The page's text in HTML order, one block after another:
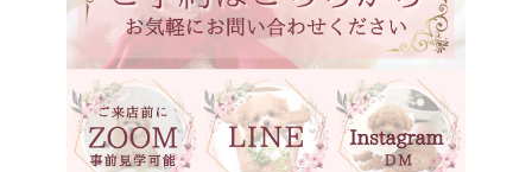
ブラックタン
シルバーベージュ
ブラウン
ブラウンタン
福井県
岐阜県
静岡県
長野県
愛知県